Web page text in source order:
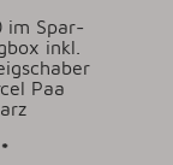
im Spar-
inkl.
Paa
*